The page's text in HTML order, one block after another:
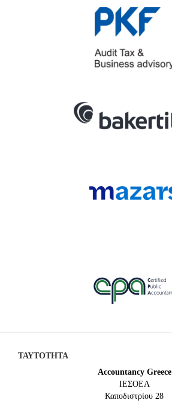
ΤΑΥΤΟΤΗΤΑ
Accountancy Greece
IEΣΟΕΛ
Καποδιστρίου 28